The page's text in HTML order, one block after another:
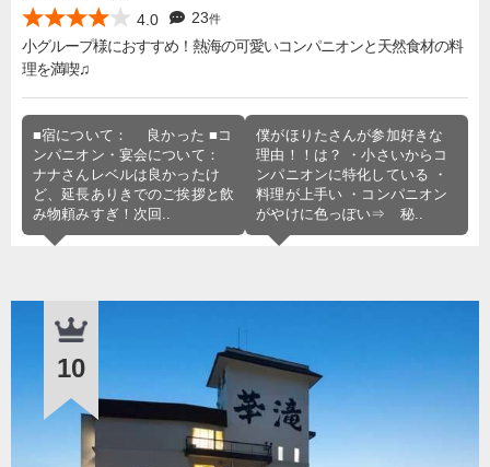
4.0 23件
小グループ様におすすめ！熱海の可愛いコンパニオンと天然食材の料
理を満喫♫
■宿について： 良かった ■コ
ンパニオン・宴会について：
ナナさんレベルは良かったけ
ど、延長ありきでのご挨拶と飲
み物頼みすぎ！次回..
僕がほりたさんが参加好きな
理由！！は？ ・小さいからコ
ンパニオンに特化している ・
料理が上手い ・コンパニオン
がやけに色っぽい⇒ 秘..
10